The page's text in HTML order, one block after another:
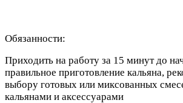
Обязанности:
Приходить на работу за 15 минут до
правильное приготовление кальяна,
выбору готовых или миксованных
кальянами и аксессуарами